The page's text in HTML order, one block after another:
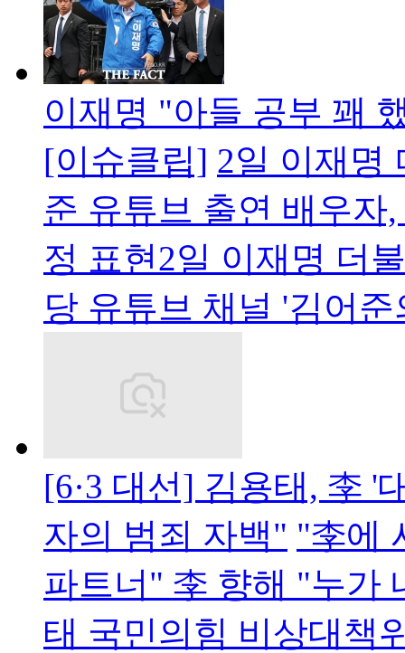
이재명 "아들 공부 꽤
[이슈클립] 2일 이재명
준 유튜브 출연 배우자
정 표현2일 이재명 더
당 유튜브 채널 '김어준
[6·3 대선] 김용태, 李 '
자의 범죄 자백" "李에
파트너" 李 향해 "누가
태 국민의힘 비상대책